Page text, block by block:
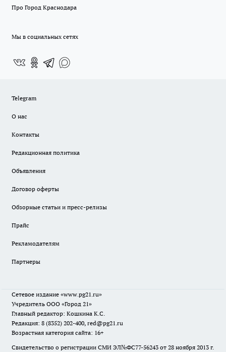
Про Город Краснодара
Мы в социальных сетях
Telegram
О нас
Контакты
Редакционная политика
Объявления
Договор оферты
Обзорные статьи и пресс-релизы
Прайс
Рекламодателям
Партнеры
Сетевое издание «www.pg21.ru»
Учредитель ООО «Город 21»
Главный редактор: Кошкина К.С.
Редакция: 8 (8352) 202-400, red@pg21.ru
Возрастная категория сайта: 16+
Свидетельство о регистрации СМИ ЭЛ№ФС77-56243 от 28 ноября 2013 г.